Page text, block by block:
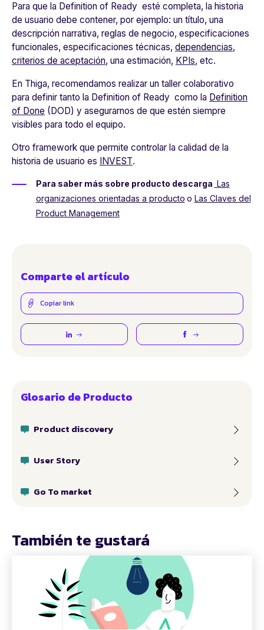
Para que la Definition of Ready esté completa, la historia
de usuario debe contener, por ejemplo: un título, una
descripción narrativa, reglas de negocio, especificaciones
funcionales, especificaciones técnicas, dependencias,
criterios de aceptación, una estimación, KPIs, etc.
En Thiga, recomendamos realizar un taller colaborativo
para definir tanto la Definition of Ready como la Definition
of Done (DOD) y asegurarnos de que estén siempre
visibles para todo el equipo.
Otro framework que permite controlar la calidad de la
historia de usuario es
INVEST.
Para saber más sobre producto descarga Las
organizaciones orientadas a producto o Las Claves del
Product Management
Comparte el artículo
Copiar link
Glosario de Producto
Product discovery
User Story
Go To market
También te gustará